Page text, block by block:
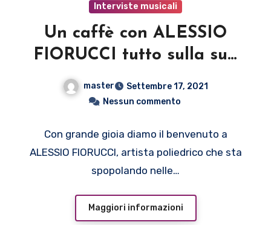
Interviste musicali
Un caffè con ALESSIO
FIORUCCI tutto sulla sua
vita e su 5 CHIACCHIERE
CON…
master
Settembre 17, 2021
Nessun commento
Con grande gioia diamo il benvenuto a
ALESSIO FIORUCCI, artista poliedrico che sta
spopolando nelle…
Maggiori informazioni